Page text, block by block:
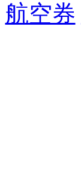
航空券